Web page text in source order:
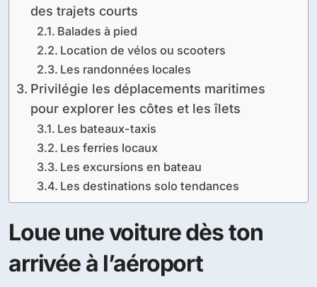
des trajets courts
Balades à pied
Location de vélos ou scooters
Les randonnées locales
Privilégie les déplacements maritimes
pour explorer les côtes et les îlets
Les bateaux-taxis
Les ferries locaux
Les excursions en bateau
Les destinations solo tendances
Loue une voiture dès ton
arrivée à l’aéroport